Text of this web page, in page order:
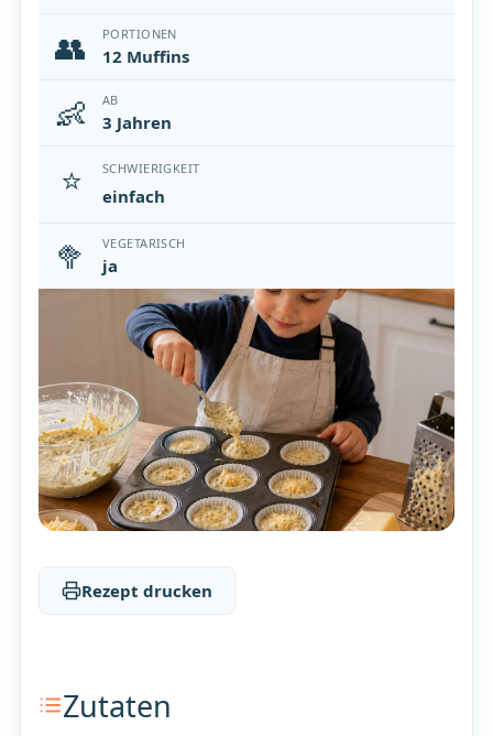
👥 PORTIONEN
12 Muffins
👶 AB
3 Jahren
⭐ SCHWIERIGKEIT
einfach
🥦 VEGETARISCH
ja
Rezept drucken
Zutaten